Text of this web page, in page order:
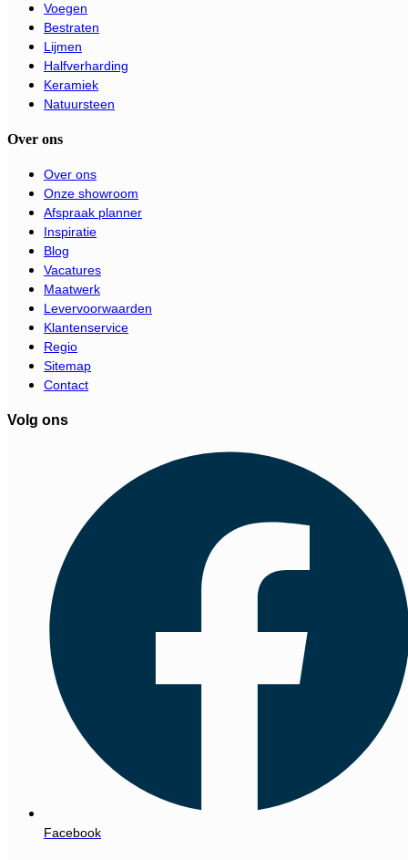
Voegen
Bestraten
Lijmen
Halfverharding
Keramiek
Natuursteen
Over ons
Over ons
Onze showroom
Afspraak planner
Inspiratie
Blog
Vacatures
Maatwerk
Levervoorwaarden
Klantenservice
Regio
Sitemap
Contact
Volg ons
Facebook